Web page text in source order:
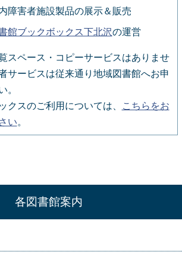
障害者施設製品の展示＆販売
館ブックボックス下北沢の運営
スペース・コピーサービスはありませ
サービスは従来通り地域図書館へお申
。
クスのご利用については、
こちらをお
い。
各図書館案内